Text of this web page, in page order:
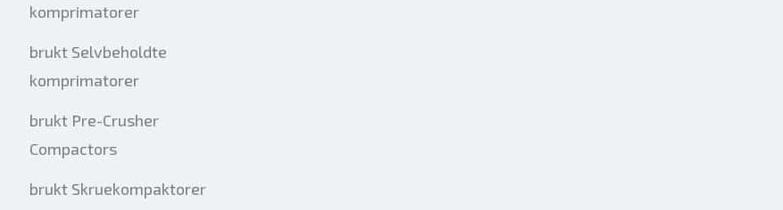
komprimatorer
brukt Selvbeholdte
komprimatorer
brukt Pre-Crusher
Compactors
brukt Skruekompaktorer